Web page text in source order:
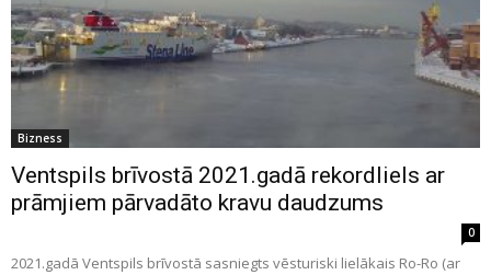
Bizness
Ventspils brīvostā 2021.gadā rekordliels ar
prāmjiem pārvadāto kravu daudzums
0
2021.gadā Ventspils brīvostā sasniegts vēsturiski lielākais Ro-Ro (ar